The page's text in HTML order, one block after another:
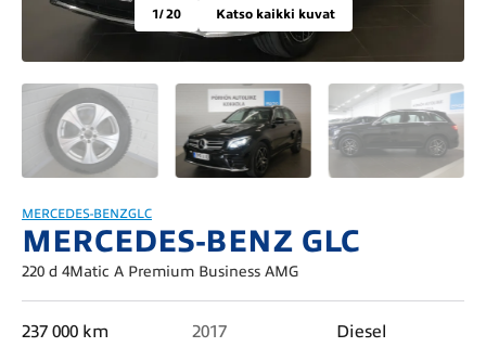
1/ 20 Katso kaikki kuvat
MERCEDES-BENZGLC
MERCEDES-BENZ GLC
220 d 4Matic A Premium Business AMG
237 000 km 2017
Diesel